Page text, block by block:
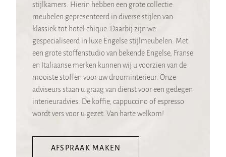
stijlkamers. Hierin hebben een grote collectie
meubelen gepresenteerd in diverse stijlen van
klassiek tot hotel chique. Daarbij zijn we
gespecialiseerd in luxe Engelse stijlmeubelen. Met
een grote stoffenstudio van bekende Engelse, Franse
en Italiaanse merken kunnen wij u voorzien van de
mooiste stoffen voor uw droominterieur. Onze
adviseurs staan u graag van dienst voor een gedegen
interieuradvies. De koffie, cappuccino of espresso
wordt vers voor u gezet. Van harte welkom!
AFSPRAAK MAKEN